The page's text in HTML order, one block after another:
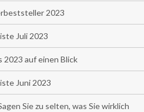
2023
Juli 2023
2023 auf einen Blick
Juni 2023
Sie zu selten, was Sie wirklich